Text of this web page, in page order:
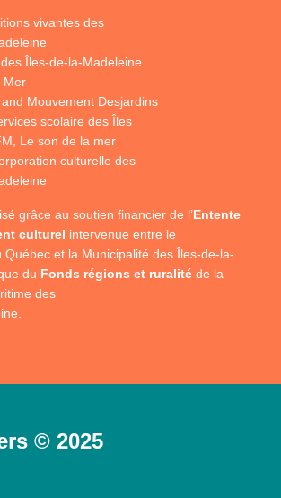
vivantes des
Îles-de-la-Madeleine
Mer
Mouvement Desjardins
scolaire des Îles
Le son de la mer
culturelle des
grâce au soutien financier de l’Entente
culturel intervenue entre le
Québec et la Municipalité des Îles-de-la-
du Fonds régions et ruralité de la
des
© 2025